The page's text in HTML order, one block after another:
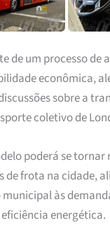
de um processo de
econômica,
sobre a
coletivo de
poderá se tornar
de frota na cidade,
às
energética.